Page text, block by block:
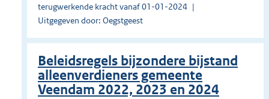
terugwerkende kracht vanaf 01-01-2024
Uitgegeven door: Oegstgeest
Beleidsregels bijzondere bijstand
alleenverdieners gemeente
Veendam 2022, 2023 en 2024